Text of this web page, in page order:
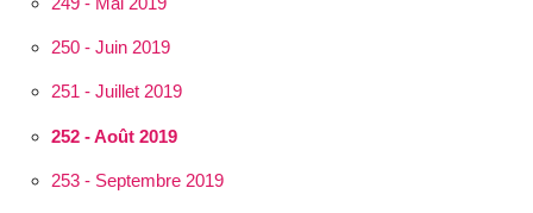
250 - Juin 2019
251 - Juillet 2019
252 - Août 2019
253 - Septembre 2019